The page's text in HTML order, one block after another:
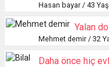
Hasan bayar / 43
Yalan
Mehmet demir / 32
Daha önce hiç